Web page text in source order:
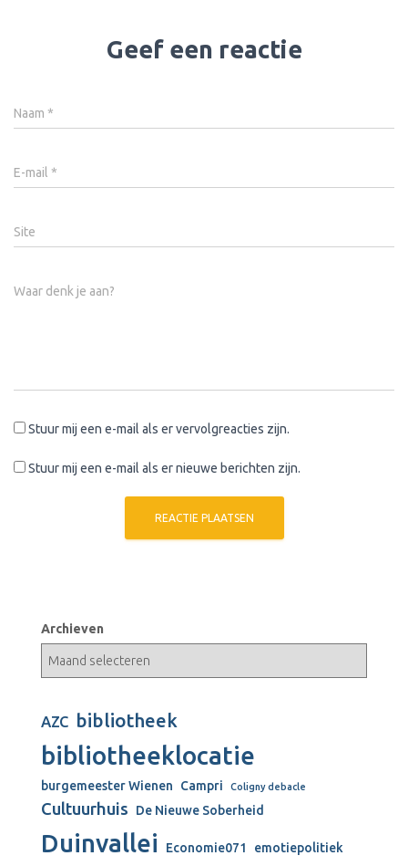
Geef een reactie
Naam *
E-mail *
Site
Waar denk je aan?
Stuur mij een e-mail als er vervolgreacties zijn.
Stuur mij een e-mail als er nieuwe berichten zijn.
Archieven
AZC bibliotheek
bibliotheeklocatie
burgemeester Wienen Campri Coligny debacle
Cultuurhuis De Nieuwe Soberheid
Duinvallei Economie071
emotiepolitiek